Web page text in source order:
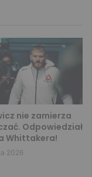
nie zamierza
Odpowiedział
Whittakera!
2026